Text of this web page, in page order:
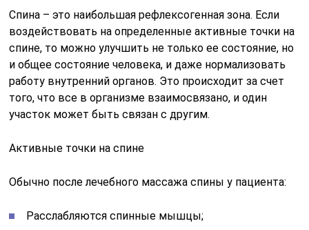
Спина – это наибольшая рефлексогенная зона. Если
воздействовать на определенные активные точки на
спине, то можно улучшить не только ее состояние, но
и общее состояние человека, и даже нормализовать
работу внутренний органов. Это происходит за счет
того, что все в организме взаимосвязано, и один
участок может быть связан с другим.
Активные точки на спине
Обычно после лечебного массажа спины у пациента:
Расслабляются спинные мышцы;